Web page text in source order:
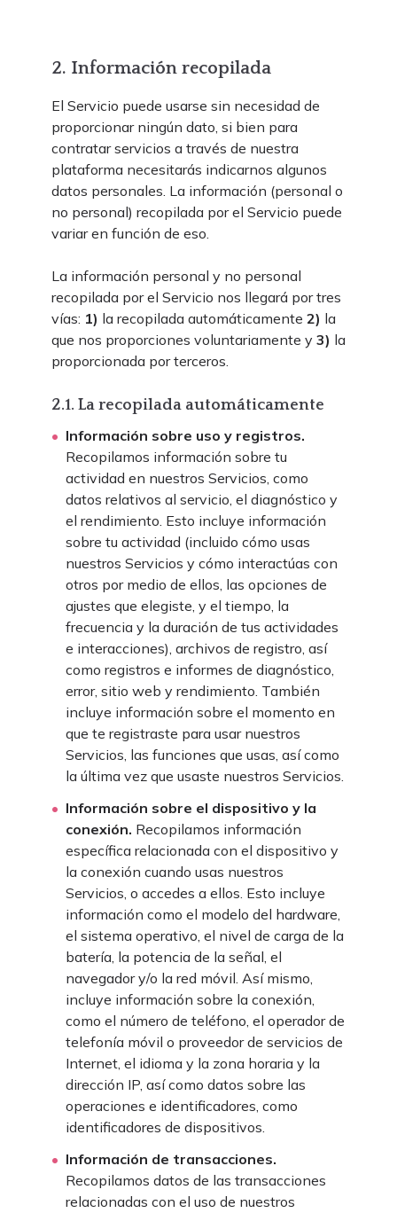
2. Información recopilada
El Servicio puede usarse sin necesidad de
proporcionar ningún dato, si bien para
contratar servicios a través de nuestra
plataforma necesitarás indicarnos algunos
datos personales. La información (personal o
no personal) recopilada por el Servicio puede
variar en función de eso.
La información personal y no personal
recopilada por el Servicio nos llegará por tres
vías: 1) la recopilada automáticamente 2) la
que nos proporciones voluntariamente y 3) la
proporcionada por terceros.
2.1. La recopilada automáticamente
Información sobre uso y registros.
Recopilamos información sobre tu
actividad en nuestros Servicios, como
datos relativos al servicio, el diagnóstico y
el rendimiento. Esto incluye información
sobre tu actividad (incluido cómo usas
nuestros Servicios y cómo interactúas con
otros por medio de ellos, las opciones de
ajustes que elegiste, y el tiempo, la
frecuencia y la duración de tus actividades
e interacciones), archivos de registro, así
como registros e informes de diagnóstico,
error, sitio web y rendimiento. También
incluye información sobre el momento en
que te registraste para usar nuestros
Servicios, las funciones que usas, así como
la última vez que usaste nuestros Servicios.
Información sobre el dispositivo y la
conexión. Recopilamos información
específica relacionada con el dispositivo y
la conexión cuando usas nuestros
Servicios, o accedes a ellos. Esto incluye
información como el modelo del hardware,
el sistema operativo, el nivel de carga de la
batería, la potencia de la señal, el
navegador y/o la red móvil. Así mismo,
incluye información sobre la conexión,
como el número de teléfono, el operador de
telefonía móvil o proveedor de servicios de
Internet, el idioma y la zona horaria y la
dirección IP, así como datos sobre las
operaciones e identificadores, como
identificadores de dispositivos.
Información de transacciones.
Recopilamos datos de las transacciones
relacionadas con el uso de nuestros